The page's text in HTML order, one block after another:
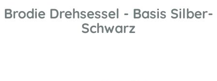
Brodie Drehsessel - Basis Silber-
Schwarz